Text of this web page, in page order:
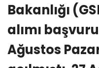
Bakanlığı
alımı
Ağustos